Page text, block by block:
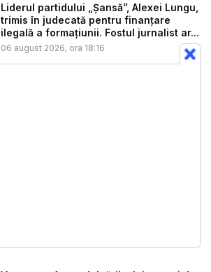
Liderul partidului „Șansă”, Alexei Lungu,
trimis în judecată pentru finanțare
ilegală a formațiunii. Fostul jurnalist ar...
06 august 2026, ora 18:16